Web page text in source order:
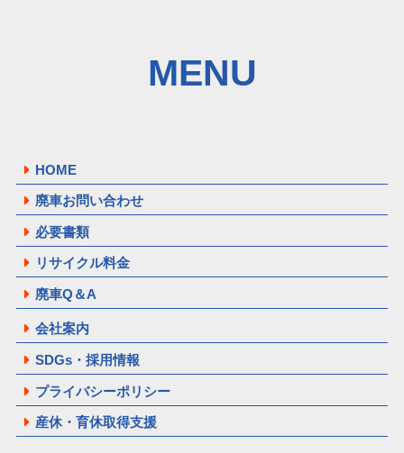
MENU
HOME
廃車お問い合わせ
必要書類
リサイクル料金
廃車Q＆A
会社案内
SDGs・採用情報
プライバシーポリシー
産休・育休取得支援